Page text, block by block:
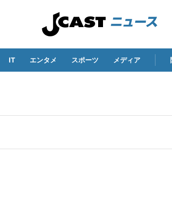
IT エンタメ スポーツ メディア